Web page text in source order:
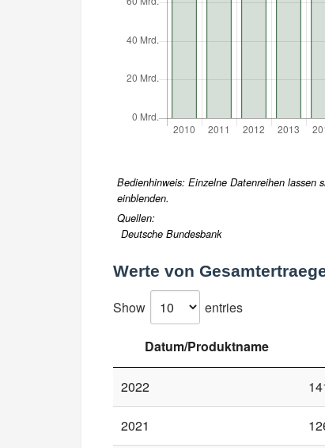
Bedienhinweis: Einzelne Datenreihen lassen
einblenden.
Quellen:
Deutsche Bundesbank
Werte von
Show
entries
Datum/Produktname
2022
2021